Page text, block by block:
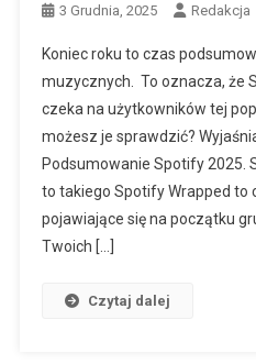
3 Grudnia, 2025 Redakcja
Koniec roku to czas
muzycznych. To oznacza, że
czeka na użytkowników tej
możesz je sprawdzić?
Podsumowanie Spotify 2025.
to takiego Spotify Wrapped to
pojawiające się na początku
Twoich […]
Czytaj dalej